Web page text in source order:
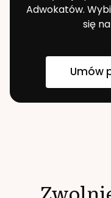
Adwokatów.
się
Umów